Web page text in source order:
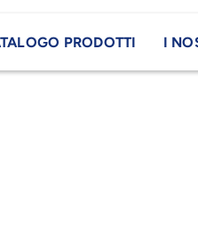
PRODOTTI I